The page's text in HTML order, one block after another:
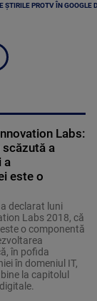
ȘTIRILE PROTV ÎN GOOGLE
Labs:
a
a
este o
declarat luni
Labs 2018, că
o componentă
în pofida
în domeniul IT,
la capitolul